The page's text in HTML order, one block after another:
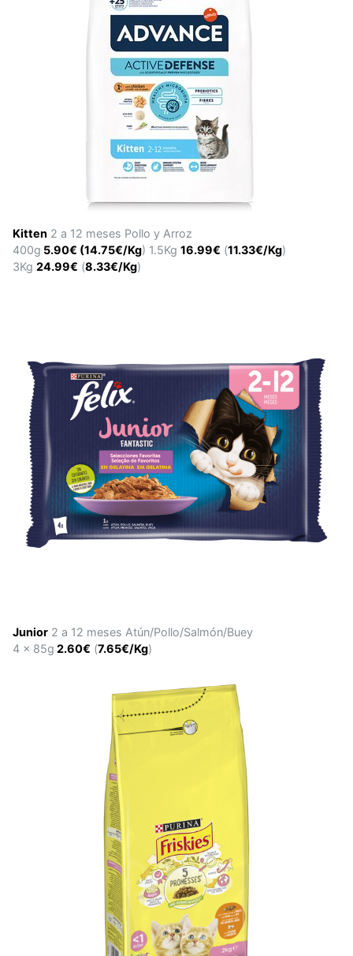
Kitten 2 a 12 meses Pollo y Arroz
400g 5.90€ (14.75€/Kg) 1.5Kg 16.99€ (11.33€/Kg)
3Kg 24.99€ (8.33€/Kg)
Junior 2 a 12 meses Atún/Pollo/Salmón/Buey
4 x 85g 2.60€ (7.65€/Kg)